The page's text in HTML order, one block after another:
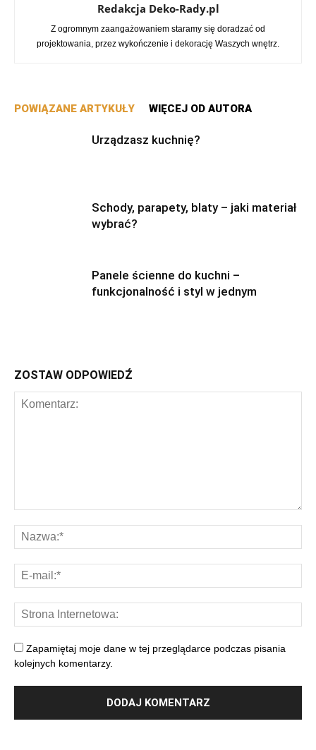
Redakcja Deko-Rady.pl
Z ogromnym zaangażowaniem staramy się doradzać od
projektowania, przez wykończenie i dekorację Waszych wnętrz.
POWIĄZANE ARTYKUŁY WIĘCEJ OD AUTORA
Urządzasz kuchnię?
Schody, parapety, blaty – jaki materiał
wybrać?
Panele ścienne do kuchni –
funkcjonalność i styl w jednym
ZOSTAW ODPOWIEDŹ
Zapamiętaj moje dane w tej przeglądarce podczas pisania
kolejnych komentarzy.